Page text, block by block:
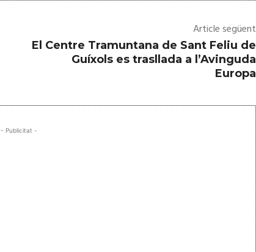
Article següent
El Centre Tramuntana de Sant Feliu de
Guíxols es trasllada a l’Avinguda
Europa
- Publicitat -